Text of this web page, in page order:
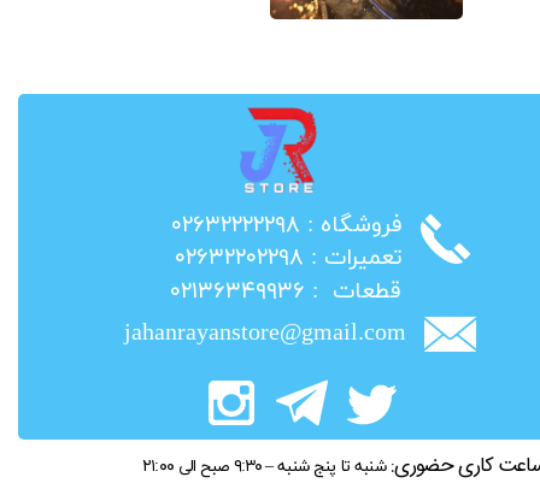
​فروشگاه : ۰۲۶۳۲۲۲۲۲۹۸
​تعمیرات : ۰۲۶۳۲۲۰۲۲۹۸
​قطعات : ۰۲۱۳۶۳۴۹۹۳۶
jahanrayanstore@gmail.com
کاری حضوری: شنبه تا پنج شنبه – ۹:۳۰ صبح الی ۲۱:۰۰